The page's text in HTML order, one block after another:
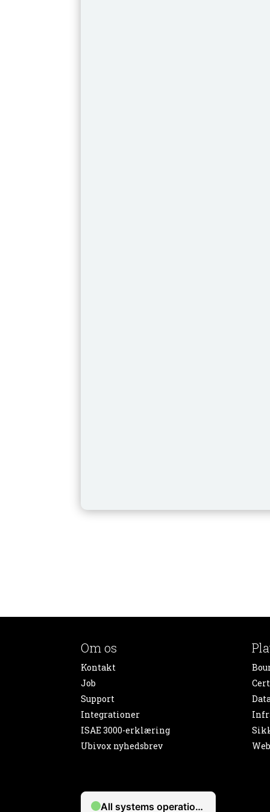
Om os
Kontakt
Job
Support
Integrationer
ISAE 3000-erklæring
Ubivox nyhedsbrev